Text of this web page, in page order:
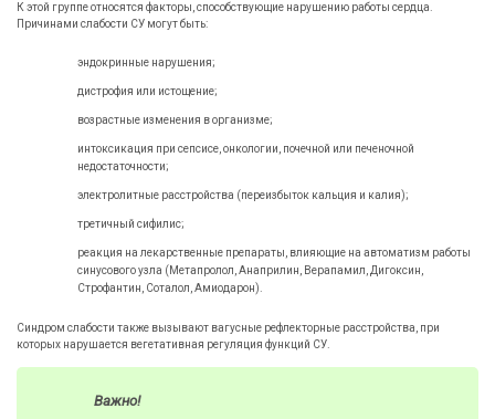
К этой группе относятся факторы, способствующие нарушению работы сердца.
Причинами слабости СУ могут быть:
эндокринные нарушения;
дистрофия или истощение;
возрастные изменения в организме;
интоксикация при сепсисе, онкологии, почечной или печеночной
недостаточности;
электролитные расстройства (переизбыток кальция и калия);
третичный сифилис;
реакция на лекарственные препараты, влияющие на автоматизм работы
синусового узла (Метапролол, Анаприлин, Верапамил, Дигоксин,
Строфантин, Соталол, Амиодарон).
Синдром слабости также вызывают вагусные рефлекторные расстройства, при
которых нарушается вегетативная регуляция функций СУ.
Важно!